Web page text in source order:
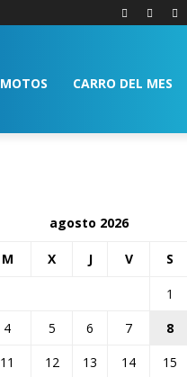
MOTOS CARRO DEL MES
agosto 2026
M X J V S
1
4 5 6 7 8
11 12 13 14 15